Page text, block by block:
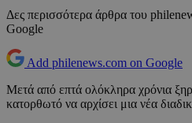
Δες περισσότερα άρθρα του
Google
Add philenews.com on Google
Μετά από επτά ολόκληρα χρόνια
κατορθωτό να αρχίσει μια νέα